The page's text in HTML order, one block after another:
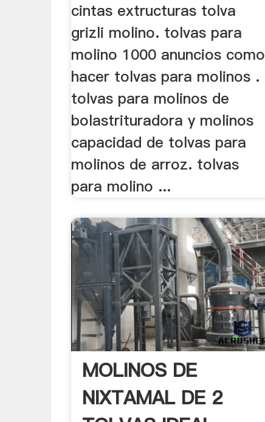
cintas extructuras tolva
grizli molino. tolvas para
molino 1000 anuncios como
hacer tolvas para molinos .
tolvas para molinos de
bolastrituradora y molinos
capacidad de tolvas para
molinos de arroz. tolvas
para molino ...
MOLINOS DE
NIXTAMAL DE 2